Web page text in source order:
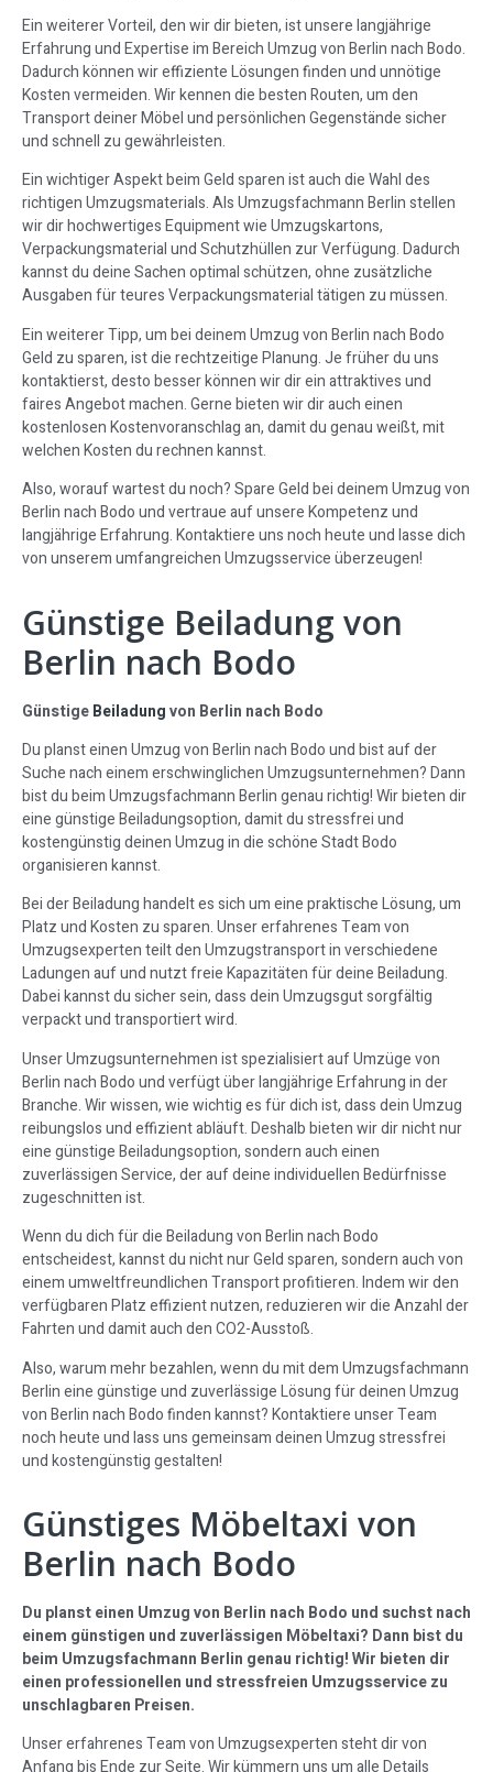
Ein weiterer Vorteil, den wir dir bieten, ist unsere langjährige
Erfahrung und Expertise im Bereich Umzug von Berlin nach Bodo.
Dadurch können wir effiziente Lösungen finden und unnötige
Kosten vermeiden. Wir kennen die besten Routen, um den
Transport deiner Möbel und persönlichen Gegenstände sicher
und schnell zu gewährleisten.
Ein wichtiger Aspekt beim Geld sparen ist auch die Wahl des
richtigen Umzugsmaterials. Als Umzugsfachmann Berlin stellen
wir dir hochwertiges Equipment wie Umzugskartons,
Verpackungsmaterial und Schutzhüllen zur Verfügung. Dadurch
kannst du deine Sachen optimal schützen, ohne zusätzliche
Ausgaben für teures Verpackungsmaterial tätigen zu müssen.
Ein weiterer Tipp, um bei deinem Umzug von Berlin nach Bodo
Geld zu sparen, ist die rechtzeitige Planung. Je früher du uns
kontaktierst, desto besser können wir dir ein attraktives und
faires Angebot machen. Gerne bieten wir dir auch einen
kostenlosen Kostenvoranschlag an, damit du genau weißt, mit
welchen Kosten du rechnen kannst.
Also, worauf wartest du noch? Spare Geld bei deinem Umzug von
Berlin nach Bodo und vertraue auf unsere Kompetenz und
langjährige Erfahrung. Kontaktiere uns noch heute und lasse dich
von unserem umfangreichen Umzugsservice überzeugen!
Günstige Beiladung von
Berlin nach Bodo
GünstigeBeiladungvon Berlin nach Bodo
Du planst einen Umzug von Berlin nach Bodo und bist auf der
Suche nach einem erschwinglichen Umzugsunternehmen? Dann
bist du beim Umzugsfachmann Berlin genau richtig! Wir bieten dir
eine günstige Beiladungsoption, damit du stressfrei und
kostengünstig deinen Umzug in die schöne Stadt Bodo
organisieren kannst.
Bei der Beiladung handelt es sich um eine praktische Lösung, um
Platz und Kosten zu sparen. Unser erfahrenes Team von
Umzugsexperten teilt den Umzugstransport in verschiedene
Ladungen auf und nutzt freie Kapazitäten für deine Beiladung.
Dabei kannst du sicher sein, dass dein Umzugsgut sorgfältig
verpackt und transportiert wird.
Unser Umzugsunternehmen ist spezialisiert auf Umzüge von
Berlin nach Bodo und verfügt über langjährige Erfahrung in der
Branche. Wir wissen, wie wichtig es für dich ist, dass dein Umzug
reibungslos und effizient abläuft. Deshalb bieten wir dir nicht nur
eine günstige Beiladungsoption, sondern auch einen
zuverlässigen Service, der auf deine individuellen Bedürfnisse
zugeschnitten ist.
Wenn du dich für die Beiladung von Berlin nach Bodo
entscheidest, kannst du nicht nur Geld sparen, sondern auch von
einem umweltfreundlichen Transport profitieren. Indem wir den
verfügbaren Platz effizient nutzen, reduzieren wir die Anzahl der
Fahrten und damit auch den CO2-Ausstoß.
Also, warum mehr bezahlen, wenn du mit dem Umzugsfachmann
Berlin eine günstige und zuverlässige Lösung für deinen Umzug
von Berlin nach Bodo finden kannst? Kontaktiere unser Team
noch heute und lass uns gemeinsam deinen Umzug stressfrei
und kostengünstig gestalten!
Günstiges Möbeltaxi von
Berlin nach Bodo
Du planst einen Umzug von Berlin nach Bodo und suchst nach
einem günstigen und zuverlässigen Möbeltaxi? Dann bist du
beim Umzugsfachmann Berlin genau richtig! Wir bieten dir
einen professionellen und stressfreien Umzugsservice zu
unschlagbaren Preisen.
Unser erfahrenes Team von Umzugsexperten steht dir von